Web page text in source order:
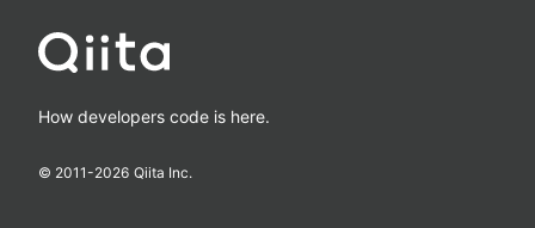
How developers code is here.
© 2011-2026 Qiita Inc.